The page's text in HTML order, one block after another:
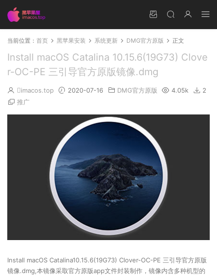
当前位置： 首页 黑苹果安装 系统更新 DMG官方原版 正文
Install macOS Catalina 10.15.6(19G73) Clove
r-OC-PE 三引导官方原版镜像.dmg
imacos.top 2020-07-16 DMG官方原版 4.05k
2
推广
Install macOS Catalina10.15.6(19G73) Clover-OC-PE 三引导官方原版
镜像.dmg,本镜像采取官方原版app文件封装制作，镜像内含多种机型的